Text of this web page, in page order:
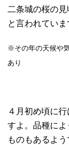
二条城の桜の見
と言われていま
※その年の天候や
あり
４月初め頃に
すよ。品種に
ものもあるよう